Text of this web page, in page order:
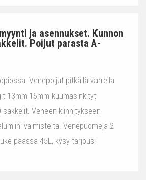
ja asennukset. Kunnon
Poijut parasta A-
Venepoijut pitkällä varrella
13mm-16mm kuumasinkityt
sakkelit. Veneen kiinnitykseen
valmisteita. Venepuomeja 2
päässä 45L, kysy tarjous!